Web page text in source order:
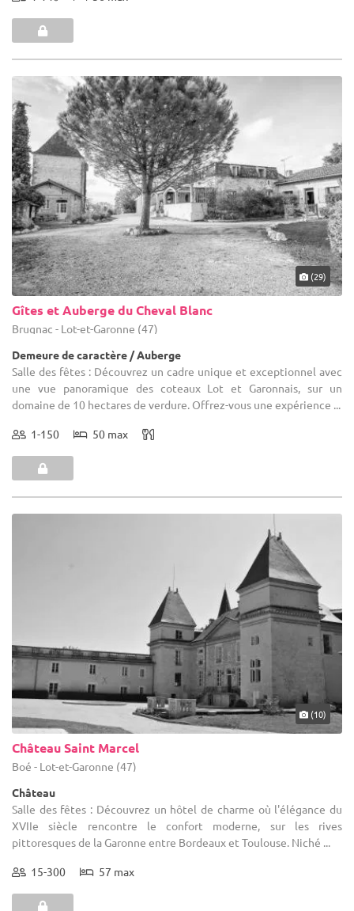
(29)
Gîtes et Auberge du Cheval Blanc
Brugnac - Lot-et-Garonne (47)
Demeure de caractère / Auberge
Salle des fêtes : Découvrez un cadre unique et exceptionnel avec
une vue panoramique des coteaux Lot et Garonnais, sur un
domaine de 10 hectares de verdure. Offrez-vous une expérience ...
1-150 50 max
(10)
Château Saint Marcel
Boé - Lot-et-Garonne (47)
Château
Salle des fêtes : Découvrez un hôtel de charme où l'élégance du
XVIIe siècle rencontre le confort moderne, sur les rives
pittoresques de la Garonne entre Bordeaux et Toulouse. Niché ...
15-300 57 max